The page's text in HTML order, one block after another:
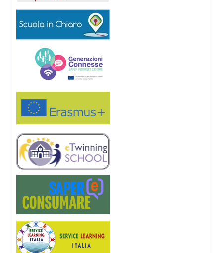
Scuola in chiaro
Erasmus+
eTwinning
Service Learning